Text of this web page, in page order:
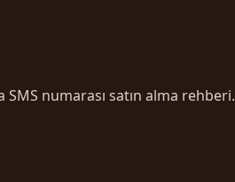
numarası satın alma rehberi.